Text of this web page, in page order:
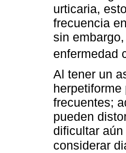
urticaria,
frecuencia
sin
enfermedad
Al tener un
frecuentes;
pueden
dificultar
considerar